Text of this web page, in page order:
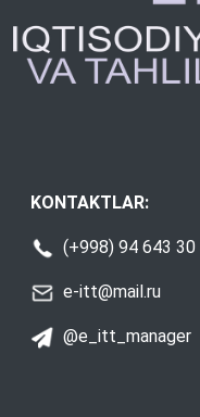
KONTAKTLAR:
(+998) 94 643 30
e-itt@mail.ru
@e_itt_manager